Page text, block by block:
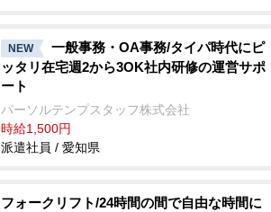
NEW
一般事務・OA事務/タイパ時代にピ
ッタリ在宅週2から3OK社内研修の運営サポ
ート
パーソルテンプスタッフ株式会社
時給1,500円
派遣社員 / 愛知県
フォークリフト/24時間の間で自由な時間に